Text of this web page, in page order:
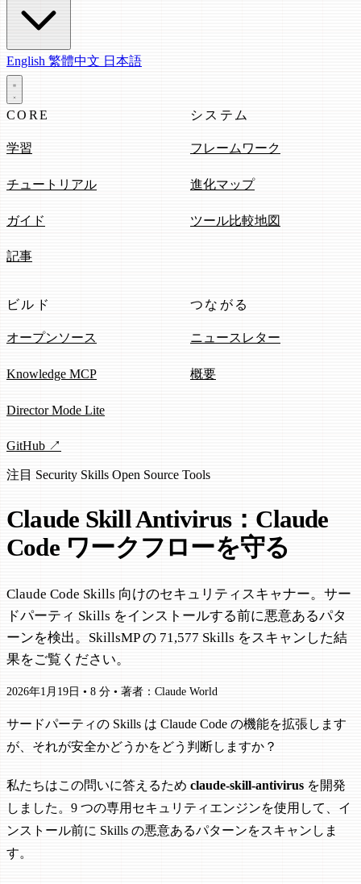
English 繁體中文 日本語
CORE
学習
チュートリアル
ガイド
記事
システム
フレームワーク
進化マップ
ツール比較地図
ビルド
オープンソース
Knowledge MCP
Director Mode Lite
GitHub ↗
つながる
ニュースレター
概要
注目 Security Skills Open Source Tools
Claude Skill Antivirus：Claude
Code ワークフローを守る
Claude Code Skills 向けのセキュリティスキャナー。サー
ドパーティ Skills をインストールする前に悪意あるパタ
ーンを検出。SkillsMP の 71,577 Skills をスキャンした結
果をご覧ください。
2026年1月19日 • 8 分 • 著者：Claude World
サードパーティの Skills は Claude Code の機能を拡張します
が、それが安全かどうかをどう判断しますか？
私たちはこの問いに答えるため claude-skill-antivirus を開発
しました。9 つの専用セキュリティエンジンを使用して、イ
ンストール前に Skills の悪意あるパターンをスキャンしま
す。